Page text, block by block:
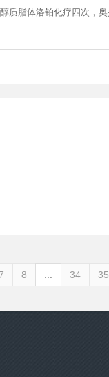
质脂体洛铂化疗四次，
8 34 35